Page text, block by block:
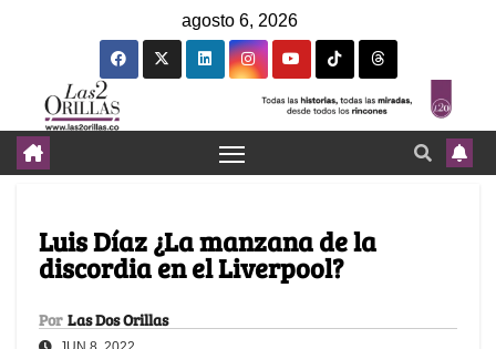
agosto 6, 2026
Luis Díaz ¿La manzana de la
discordia en el Liverpool?
Por Las Dos Orillas